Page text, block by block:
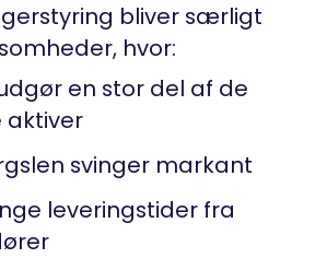
bliver særligt
hvor:
en stor del af de
aktiver
svinger markant
leveringstider fra